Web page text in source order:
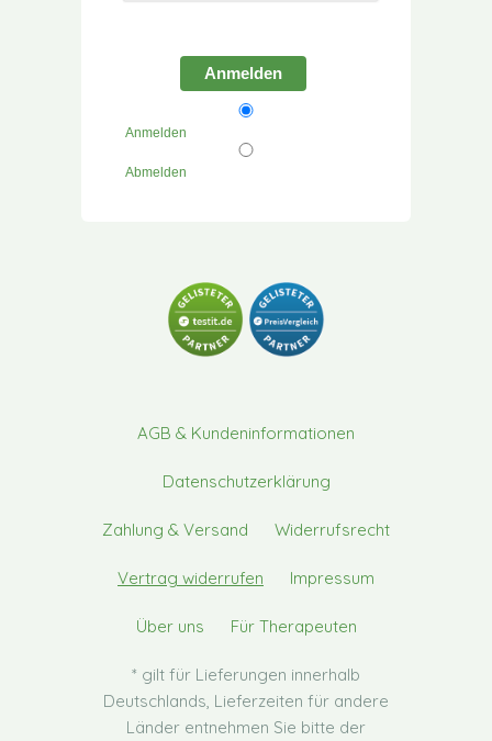
Anmelden
Anmelden
Abmelden
AGB & Kundeninformationen
Datenschutzerklärung
Zahlung & Versand Widerrufsrecht
Vertrag widerrufen Impressum
Über uns Für Therapeuten
* gilt für Lieferungen innerhalb
Deutschlands, Lieferzeiten für andere
Länder entnehmen Sie bitte der